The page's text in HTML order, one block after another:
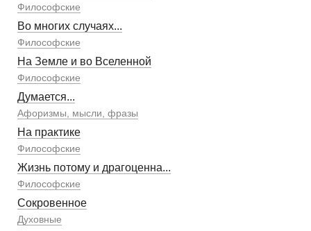
Философские
Во многих случаях...
Философские
На Земле и во Вселенной
Философские
Думается...
Афоризмы, мысли, фразы
На практике
Философские
Жизнь потому и драгоценна...
Философские
Сокровенное
Духовные